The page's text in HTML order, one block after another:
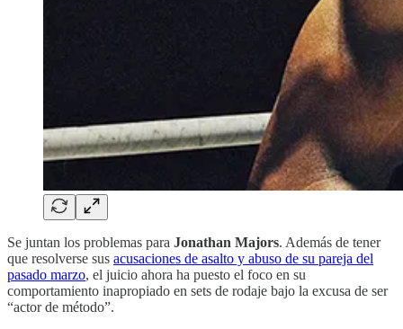
Se juntan los problemas para Jonathan Majors. Además de tener
que resolverse sus acusaciones de asalto y abuso de su pareja del
pasado marzo, el juicio ahora ha puesto el foco en su
comportamiento inapropiado en sets de rodaje bajo la excusa de ser
“actor de método”.